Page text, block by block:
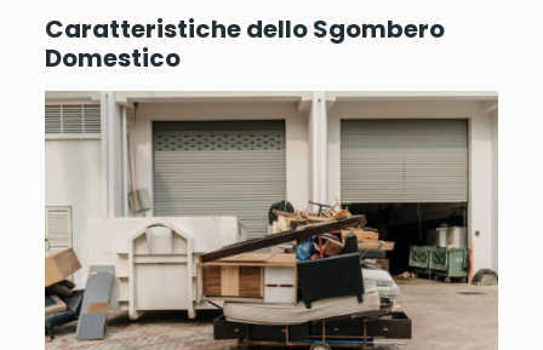
Caratteristiche dello Sgombero
Domestico